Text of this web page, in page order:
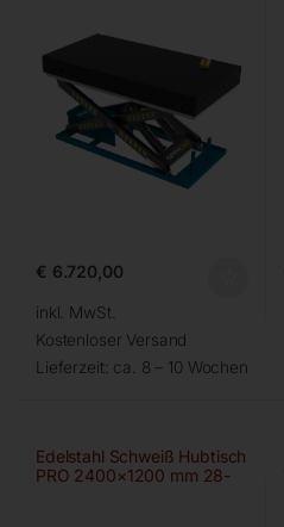
€ 6.720,00
inkl. MwSt.
Kostenloser Versand
Lieferzeit: ca. 8 – 10 Wochen
Edelstahl Schweiß Hubtisch
PRO 2400×1200 mm 28-